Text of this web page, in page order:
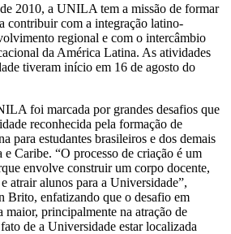
2010, a UNILA tem a missão de formar
contribuir com a integração latino-
regional e com o intercâmbio
da América Latina. As atividades
tiveram início em 16 de agosto do
foi marcada por grandes desafios que
reconhecida pela formação de
para estudantes brasileiros e dos demais
Caribe. “O processo de criação é um
envolve construir um corpo docente,
atrair alunos para a Universidade”,
Brito, enfatizando que o desafio em
principalmente na atração de
de a Universidade estar localizada